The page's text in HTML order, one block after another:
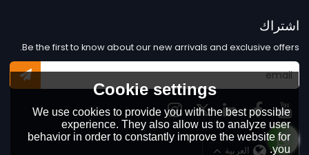
اشتراك
Be the first to know about our new arrivals and exclusive offers.
لغة: العربية
Cookie settings
We use cookies to provide you with the best possible
experience. They also allow us to analyze user
behavior in order to constantly improve the website for
you.